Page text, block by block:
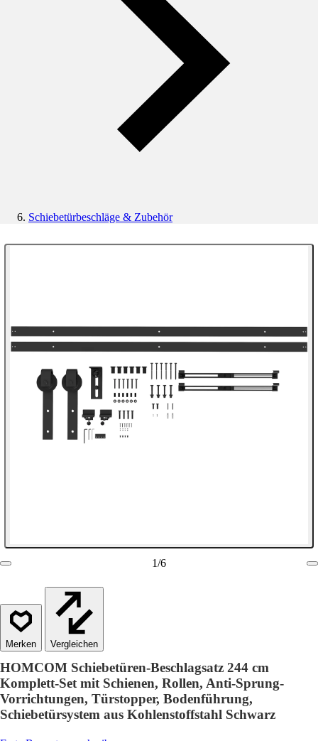
Schiebetürbeschläge & Zubehör
1/6
Vergleichen
HOMCOM Schiebetüren-Beschlagsatz 244 cm
Komplett-Set mit Schienen, Rollen, Anti-Sprung-
Vorrichtungen, Türstopper, Bodenführung,
Schiebetürsystem aus Kohlenstoffstahl Schwarz